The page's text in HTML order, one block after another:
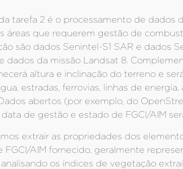
tarefa 2 é o processamento de dados
áreas que requerem gestão de
são dados Senintel-S1 SAR e dados
dados da missão Landsat 8.
altura e inclinação do terreno e
estradas, ferrovias, linhas de
abertos (por exemplo, do
data de gestão e estado de FGCI/AIM
extrair as propriedades dos
FGCI/AIM fornecido, geralmente
os índices de vegetação